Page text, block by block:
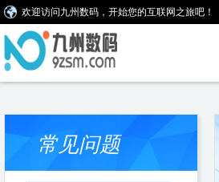
欢迎访问九州数码，开始您的互联网之旅吧！
常见问题